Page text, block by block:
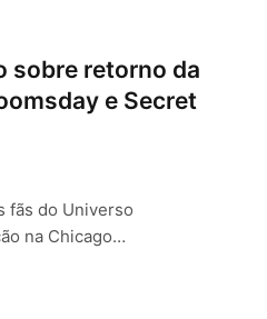
sobre retorno da
e Secret
fãs do Universo
na Chicago…